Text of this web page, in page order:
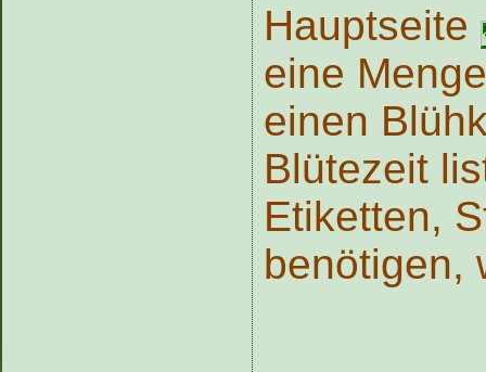
Hauptseite
eine
einen
Blütezeit
Etiketten,
benötigen,